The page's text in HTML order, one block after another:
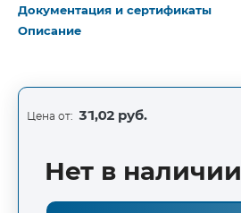
Документация и сертификаты
Описание
Цена от: 31,02 руб.
Нет в наличии